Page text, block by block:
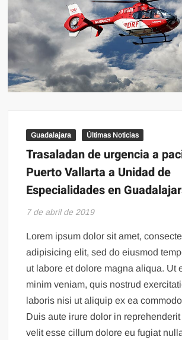
Guadalajara Últimas Noticias
Trasaladan de urgencia a
Puerto Vallarta a Unidad de
Especialidades en
7 de abril de 2019
Lorem ipsum dolor sit amet,
adipisicing elit, sed do eiusmod
ut labore et dolore magna aliqua. Ut
minim veniam, quis nostrud
laboris nisi ut aliquip ex ea
Duis aute irure dolor in
velit esse cillum dolore eu fugiat